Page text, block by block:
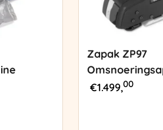
Zapak ZP97
€1.499,00